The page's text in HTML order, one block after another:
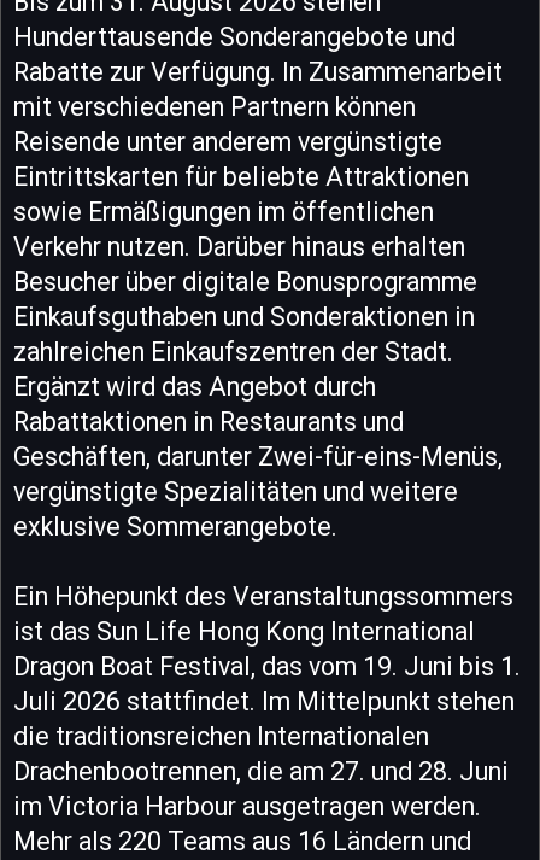
Hunderttausende Sonderangebote und
Rabatte zur Verfügung. In Zusammenarbeit
mit verschiedenen Partnern können
Reisende unter anderem vergünstigte
Eintrittskarten für beliebte Attraktionen
sowie Ermäßigungen im öffentlichen
Verkehr nutzen. Darüber hinaus erhalten
Besucher über digitale Bonusprogramme
Einkaufsguthaben und Sonderaktionen in
zahlreichen Einkaufszentren der Stadt.
Ergänzt wird das Angebot durch
Rabattaktionen in Restaurants und
Geschäften, darunter Zwei-für-eins-Menüs,
vergünstigte Spezialitäten und weitere
exklusive Sommerangebote.
Ein Höhepunkt des Veranstaltungssommers
ist das Sun Life Hong Kong International
Dragon Boat Festival, das vom 19. Juni bis 1.
Juli 2026 stattfindet. Im Mittelpunkt stehen
die traditionsreichen Internationalen
Drachenbootrennen, die am 27. und 28. Juni
im Victoria Harbour ausgetragen werden.
Mehr als 220 Teams aus 16 Ländern und